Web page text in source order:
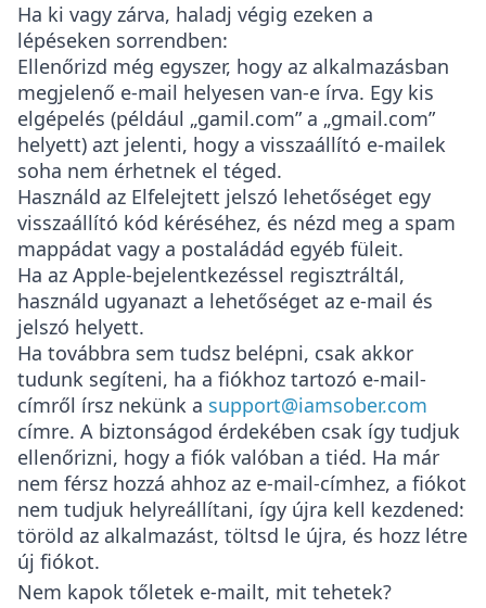
Ha ki vagy zárva, haladj végig ezeken a
lépéseken sorrendben:
Ellenőrizd még egyszer, hogy az alkalmazásban
megjelenő e-mail helyesen van-e írva. Egy kis
elgépelés (például „gamil.com” a „gmail.com”
helyett) azt jelenti, hogy a visszaállító e-mailek
soha nem érhetnek el téged.
Használd az Elfelejtett jelszó lehetőséget egy
visszaállító kód kéréséhez, és nézd meg a spam
mappádat vagy a postaládád egyéb füleit.
Ha az Apple-bejelentkezéssel regisztráltál,
használd ugyanazt a lehetőséget az e-mail és
jelszó helyett.
Ha továbbra sem tudsz belépni, csak akkor
tudunk segíteni, ha a fiókhoz tartozó e-mail-
címről írsz nekünk a support@iamsober.com
címre. A biztonságod érdekében csak így tudjuk
ellenőrizni, hogy a fiók valóban a tiéd. Ha már
nem férsz hozzá ahhoz az e-mail-címhez, a fiókot
nem tudjuk helyreállítani, így újra kell kezdened:
töröld az alkalmazást, töltsd le újra, és hozz létre
új fiókot.
Nem kapok tőletek e-mailt, mit tehetek?